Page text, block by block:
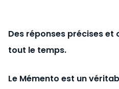
Des réponses précises
tout le temps.
Le Mémento est un